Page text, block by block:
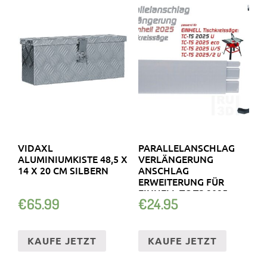
VIDAXL
ALUMINIUMKISTE 48,5 X
14 X 20 CM SILBERN
€65.99
KAUFE JETZT
PARALLELANSCHLAG
VERLÄNGERUNG
ANSCHLAG
ERWEITERUNG FÜR
EINHELL TC-TS 2025
€24.95
KAUFE JETZT